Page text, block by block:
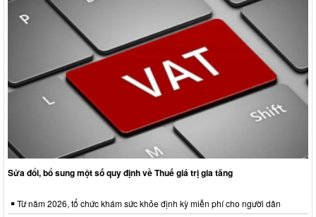
Sửa đổi, bổ sung một số quy định về Thuế giá trị gia tăng
Từ năm 2026, tổ chức khám sức khỏe định kỳ miễn phí cho người dân